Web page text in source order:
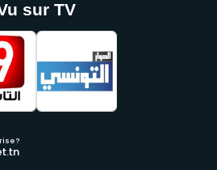
sur TV
?